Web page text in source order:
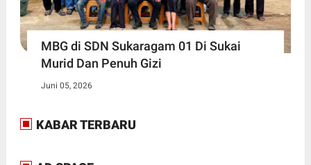
MBG di SDN Sukaragam 01 Di Sukai
Murid Dan Penuh Gizi
Juni 05, 2026
KABAR TERBARU